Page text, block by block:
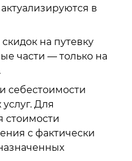
в
на путевку
части — только на
себестоимости
Для
стоимости
с фактически